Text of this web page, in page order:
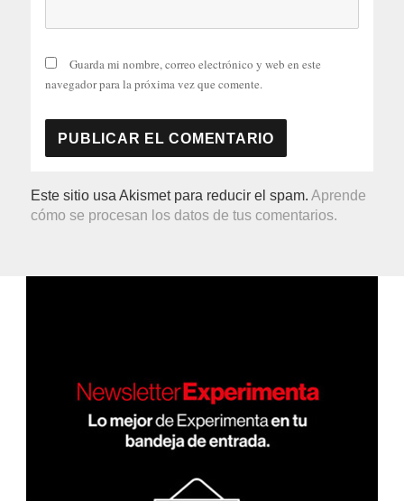
Guarda mi nombre, correo electrónico y web en este
navegador para la próxima vez que comente.
Este sitio usa Akismet para reducir el spam.Aprende
cómo se procesan los datos de tus comentarios.